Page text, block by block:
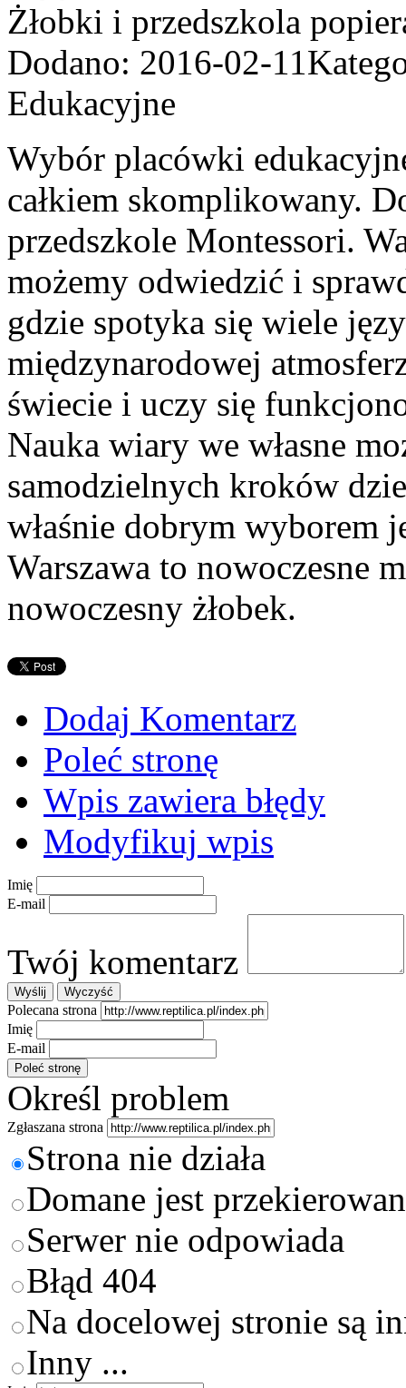
Żłobki i przedszkola
Dodano: 2016-02-11
Edukacyjne
Wybór placówki
całkiem skomplikowany.
przedszkole Montessori.
możemy odwiedzić i
gdzie spotyka się wiele
międzynarodowej
świecie i uczy się
Nauka wiary we własne
samodzielnych kroków
właśnie dobrym wyborem
Warszawa to nowoczesne
nowoczesny żłobek.
Dodaj Komentarz
Poleć stronę
Wpis zawiera błędy
Modyfikuj wpis
Imię
E-mail
Twój komentarz
Polecana strona
Imię
E-mail
Określ problem
Zgłaszana strona
Strona nie działa
Domane jest
Serwer nie odpowiada
Błąd 404
Na docelowej stronie są
Inny ...